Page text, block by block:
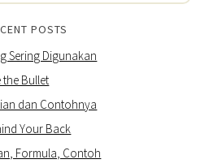
POSTS
Sering Digunakan
the Bullet
dan Contohnya
Your Back
Formula, Contoh